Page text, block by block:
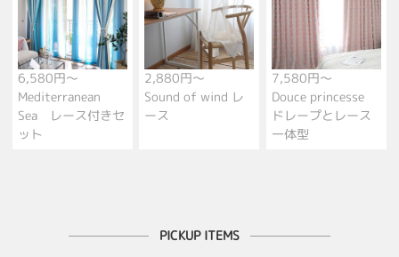
6,580円～
Mediterranean
Sea レース付きセ
ット
2,880円～
Sound of wind レ
ース
7,580円～
Douce princesse
ドレープとレース
一体型
PICKUP ITEMS